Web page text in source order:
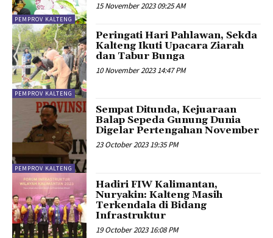
PEMPROV KALTENG
15 November 2023 09:25 AM
PEMPROV KALTENG
Peringati Hari Pahlawan, Sekda
Kalteng Ikuti Upacara Ziarah
dan Tabur Bunga
10 November 2023 14:47 PM
PEMPROV KALTENG
Sempat Ditunda, Kejuaraan
Balap Sepeda Gunung Dunia
Digelar Pertengahan November
23 October 2023 19:35 PM
Hadiri FIW Kalimantan,
Nuryakin: Kalteng Masih
Terkendala di Bidang
Infrastruktur
19 October 2023 16:08 PM